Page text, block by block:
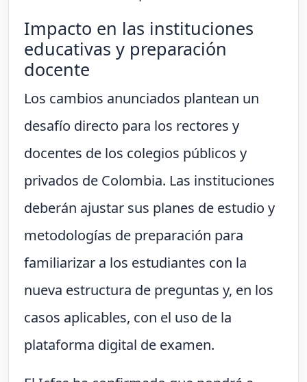
Impacto en las instituciones
educativas y preparación
docente
Los cambios anunciados plantean un
desafío directo para los rectores y
docentes de los colegios públicos y
privados de Colombia. Las instituciones
deberán ajustar sus planes de estudio y
metodologías de preparación para
familiarizar a los estudiantes con la
nueva estructura de preguntas y, en los
casos aplicables, con el uso de la
plataforma digital de examen.